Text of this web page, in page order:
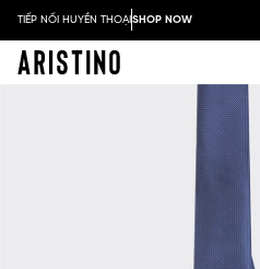
TIẾP NỐI HUYỀN THOẠISHOP NOW